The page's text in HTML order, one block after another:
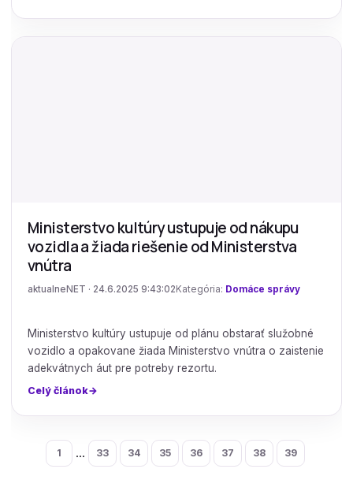
Ministerstvo kultúry ustupuje od nákupu
vozidla a žiada riešenie od Ministerstva
vnútra
aktualneNET · 24.6.2025 9:43:02 Kategória: Domáce správy
Ministerstvo kultúry ustupuje od plánu obstarať služobné
vozidlo a opakovane žiada Ministerstvo vnútra o zaistenie
adekvátnych áut pre potreby rezortu.
Celý článok
1 ... 33 34 35 36 37 38 39